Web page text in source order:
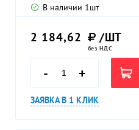
В наличии 1шт
2 184,62 /ШТ
без НДС
- +
ЗАЯВКА В 1 КЛИК